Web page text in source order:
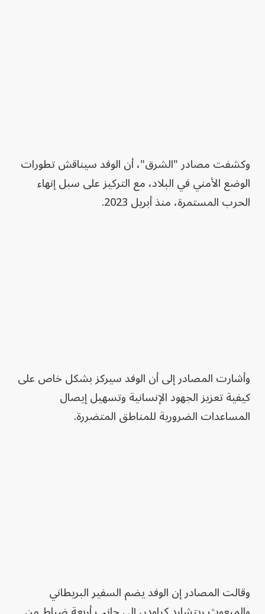
وكشفت مصادر "الشرق"، أن الوفد سيناقش تطورات
الوضع الأمني في البلاد، مع التركيز على سبل إنهاء
الحرب المستمرة، منذ أبريل 2023.
وأشارت المصادر إلى أن الوفد سيركز بشكل خاص على
كيفية تعزيز الجهود الإنسانية وتسهيل إيصال
المساعدات الضرورية للمناطق المتضررة.
وقالت المصادر إن الوفد يضم السفير البريطاني